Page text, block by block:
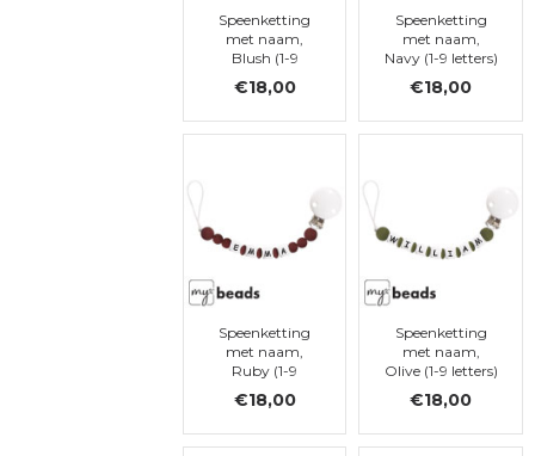
Speenketting
met naam,
Blush (1-9
€18,00
Speenketting
met naam,
Navy (1-9 letters)
€18,00
Speenketting
met naam,
Ruby (1-9
letters)
€18,00
Speenketting
met naam,
Olive (1-9 letters)
€18,00